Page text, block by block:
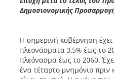
Δημοσιονομικής
Η σημερινή κυβέρνηση
πλεονάσματα 3,5% έως το
πλεόνασμα έως το 2060.
ένα τέταρτο μνημόνιο